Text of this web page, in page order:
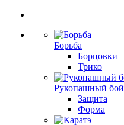
Борьба
Борцовки
Трико
Рукопашный бой
Защита
Форма